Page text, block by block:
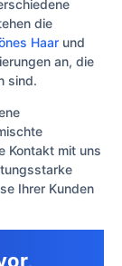
die
Haar und
an, die
sind.
Kontakt mit uns
Ihrer Kunden